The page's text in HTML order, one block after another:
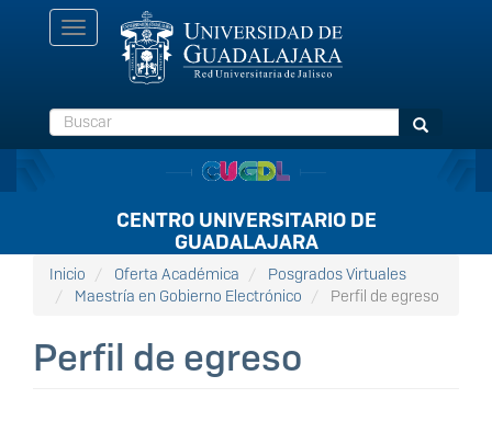
Toggle
navigation
Buscar Buscar
CENTRO UNIVERSITARIO DE
GUADALAJARA
Inicio Oferta Académica
Posgrados Virtuales
Maestría en Gobierno Electrónico
Perfil de egreso
Perfil de egreso